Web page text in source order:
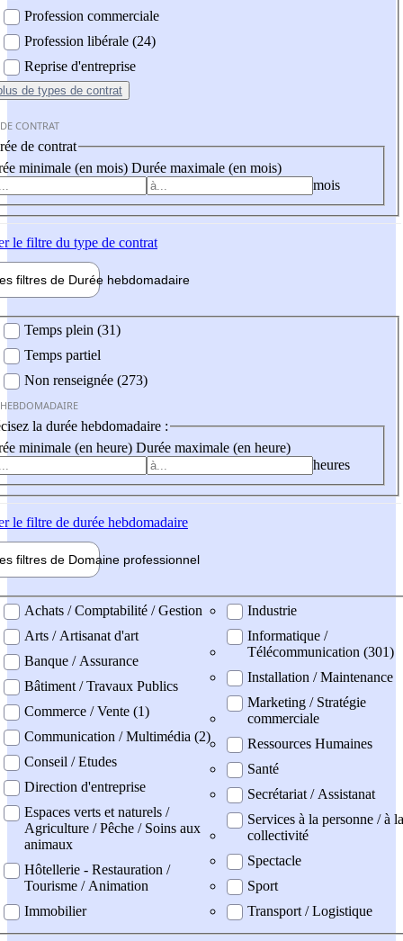
Profession commerciale
Profession libérale (24)
Reprise d'entreprise
de types de contrat
CONTRAT
de contrat
minimale (en mois) Durée maximale (en mois)
mois
le filtre du type de contrat
filtres de Durée hebdomadaire
Temps plein (31)
Temps partiel
Non renseignée (273)
la durée hebdomadaire :
minimale (en heure) Durée maximale (en heure)
heures
le filtre de durée hebdomadaire
filtres de Domaine professionnel
professionel
Achats / Comptabilité / Gestion
Arts / Artisanat d'art
Banque / Assurance
Bâtiment / Travaux Publics
Commerce / Vente (1)
Communication / Multimédia (2)
Conseil / Etudes
Direction d'entreprise
Espaces verts et naturels /
Agriculture / Pêche / Soins aux
animaux
Hôtellerie - Restauration /
Tourisme / Animation
Immobilier
Industrie
Informatique /
Télécommunication (301)
Installation / Maintenance
Marketing / Stratégie
commerciale
Ressources Humaines
Santé
Secrétariat / Assistanat
Services à la personne / à la
collectivité
Spectacle
Sport
Transport / Logistique